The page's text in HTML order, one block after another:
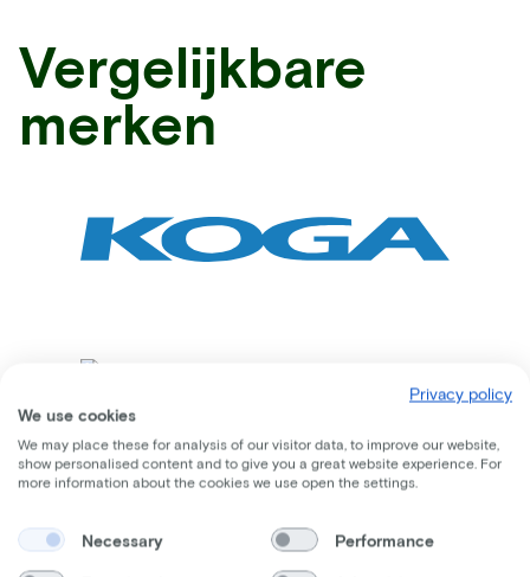
Vergelijkbare
merken
Privacy policy
We use cookies
We may place these for analysis of our visitor data, to improve our website,
show personalised content and to give you a great website experience. For
more information about the cookies we use open the settings.
Necessary Performance